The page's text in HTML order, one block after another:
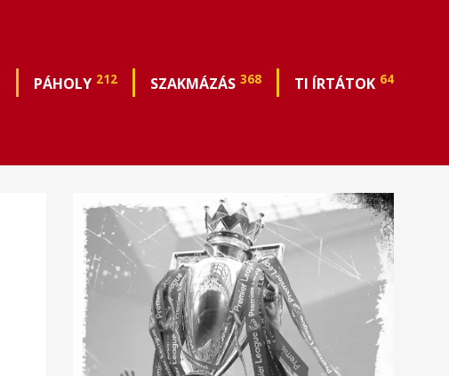
PÁHOLY 212 SZAKMÁZÁS 368 TI ÍRTÁTOK 64